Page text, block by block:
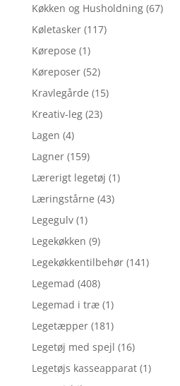
Køkken og Husholdning (67)
Køletasker (117)
Kørepose (1)
Køreposer (52)
Kravlegårde (15)
Kreativ-leg (23)
Lagen (4)
Lagner (159)
Lærerigt legetøj (1)
Læringstårne (43)
Legegulv (1)
Legekøkken (9)
Legekøkkentilbehør (141)
Legemad (408)
Legemad i træ (1)
Legetæpper (181)
Legetøj med spejl (16)
Legetøjs kasseapparat (1)